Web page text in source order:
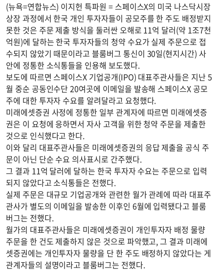
(뉴욕=연합뉴스) 이지헌 특파원 = 스페이스X의 미국 나스닥시장
상장 과정에서 한국 개인 투자자들이 공모주를 한 주도 배정받지
못한 것은 주문 제출 방식을 둘러싼 오해로 11억 달러(약 1조7천
억원)에 달하는 한국 투자자들의 청약 수요가 실제 주문으로 접
수되지 않았기 때문이라고 블룸버그 통신이 30일(현지시간) 사
안에 정통한 소식통들을 인용해 보도했다.
보도에 따르면 스페이스X 기업공개(IPO) 대표주관사들은 지난 5
월 중순 공동인수단 20여곳에 이메일을 발송해 스페이스X 공모
주에 대한 투자자 수요를 알려달라고 요청했다.
미래에셋증권 사정에 정통한 일부 관계자에 따르면 미래에셋증
권은 이 요청에 응하면서 자사 고객을 위한 청약 주문을 제출한
것으로 인식했다고 한다.
이와 달리 대표주관사들은 미래에셋증권의 응답 제출을 공식 주
문이 아닌 단순 수요 의사표시로 간주했다.
그 결과 11억 달러에 달하는 한국 투자자 수요는 주문으로 입력
되지 않았다고 소식통들은 전했다.
실제 주문은 대규모 기업공개와 관련한 월가 관례에 따라 대표주
관사가 별도의 이메일을 발송한 이후인 6월에 입력됐다고 블룸
버그는 전했다.
월가의 대표주관사들은 미래에셋증권이 개인투자자 배정 물량
주문을 한 건도 제출하지 않은 것으로 파악했고, 그 결과 미래에
셋증권에는 개인투자자 물량을 단 한 주도 배정하지 않았다는 게
관계자들의 설명이라고 블룸버그는 전했다.